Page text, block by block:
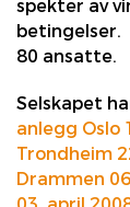
spekter av
betingelser.
80 ansatte.
Selskapet
anlegg Oslo
Trondheim
Drammen